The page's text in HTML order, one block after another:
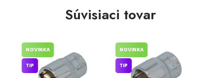
Súvisiaci tovar
NOVINKA
TIP
NOVINKA
TIP